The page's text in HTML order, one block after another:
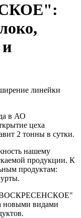
и
линейки
в АО
цеха
2 тонны в сутки.
нашему
продукции. К
продуктам:
"ВОСКРЕСЕНСКОЕ"
новыми видами